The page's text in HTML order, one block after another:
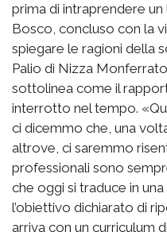
prima di intraprendere
Bosco, concluso con la
spiegare le ragioni della
Palio di Nizza
sottolinea come il
interrotto nel tempo.
ci dicemmo che, una
altrove, ci saremmo
professionali sono
che oggi si traduce in
l’obiettivo dichiarato di
arriva con un curriculum